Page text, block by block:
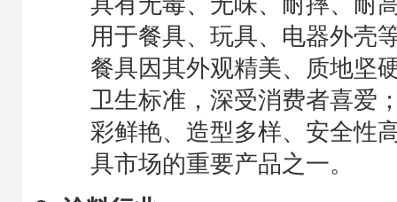
用于餐具、玩具、电器外壳
餐具因其外观精美、质地坚
卫生标准，深受消费者喜爱
彩鲜艳、造型多样、安全性
具市场的重要产品之一。